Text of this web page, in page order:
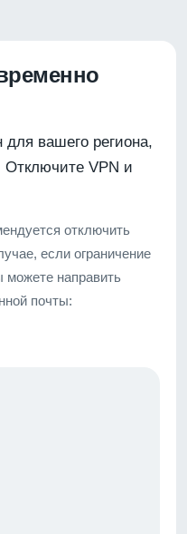
вашего региона,
Отключите VPN и
отключить
если ограничение
направить
почты: